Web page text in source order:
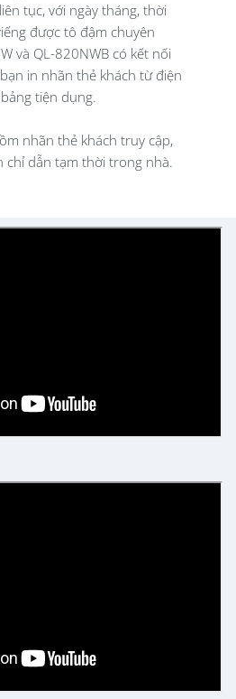
tục, với ngày tháng, thời
được tô đậm chuyên
và QL-820NWB có kết nối
in nhãn thẻ khách từ điện
tiện dụng.
nhãn thẻ khách truy cập,
chỉ dẫn tạm thời trong nhà.